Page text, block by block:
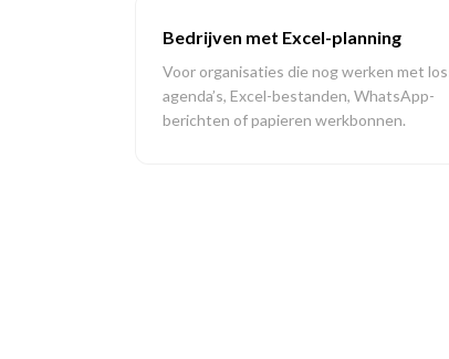
Bedrijven met Excel-planning
Voor organisaties die nog werken met
agenda’s, Excel-bestanden, WhatsApp-
berichten of papieren werkbonnen.